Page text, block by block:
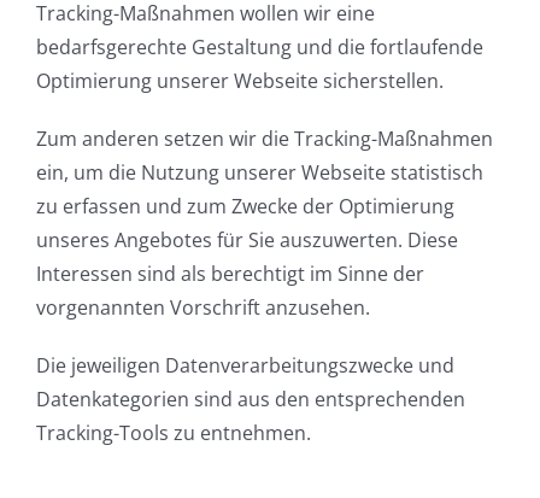
Tracking-Maßnahmen wollen wir eine
bedarfsgerechte Gestaltung und die fortlaufende
Optimierung unserer Webseite sicherstellen.
Zum anderen setzen wir die Tracking-Maßnahmen
ein, um die Nutzung unserer Webseite statistisch
zu erfassen und zum Zwecke der Optimierung
unseres Angebotes für Sie auszuwerten. Diese
Interessen sind als berechtigt im Sinne der
vorgenannten Vorschrift anzusehen.
Die jeweiligen Datenverarbeitungszwecke und
Datenkategorien sind aus den entsprechenden
Tracking-Tools zu entnehmen.